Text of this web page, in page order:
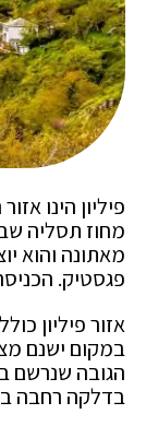
פיליון הינו
מאתונה והוא
פגסטיק.
אזור פיליון
במקום ישנם
בדלקה רחבה ב-